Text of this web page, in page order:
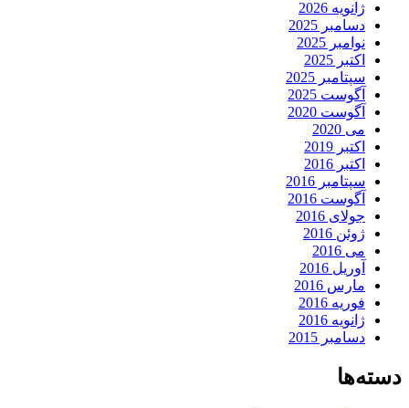
ژانویه 2026
دسامبر 2025
نوامبر 2025
اکتبر 2025
سپتامبر 2025
آگوست 2025
آگوست 2020
می 2020
اکتبر 2019
اکتبر 2016
سپتامبر 2016
آگوست 2016
جولای 2016
ژوئن 2016
می 2016
آوریل 2016
مارس 2016
فوریه 2016
ژانویه 2016
دسامبر 2015
دسته‌ها